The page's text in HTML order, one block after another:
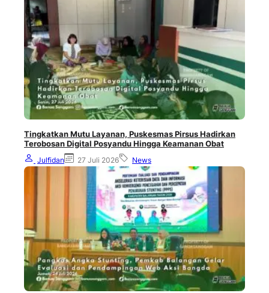
Tingkatkan Mutu Layanan, Puskesmas Pirsus Hadirkan
Terobosan Digital Posyandu Hingga Keamanan Obat
Julfidan 27 Juli 2026 News